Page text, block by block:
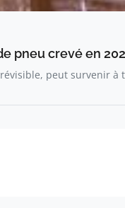
pneu crevé en
peut survenir